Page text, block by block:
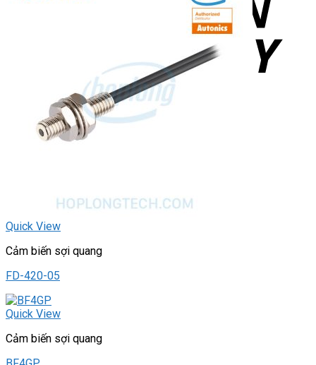
Quick View
Cảm biến sợi quang
FD-420-05
Quick View
Cảm biến sợi quang